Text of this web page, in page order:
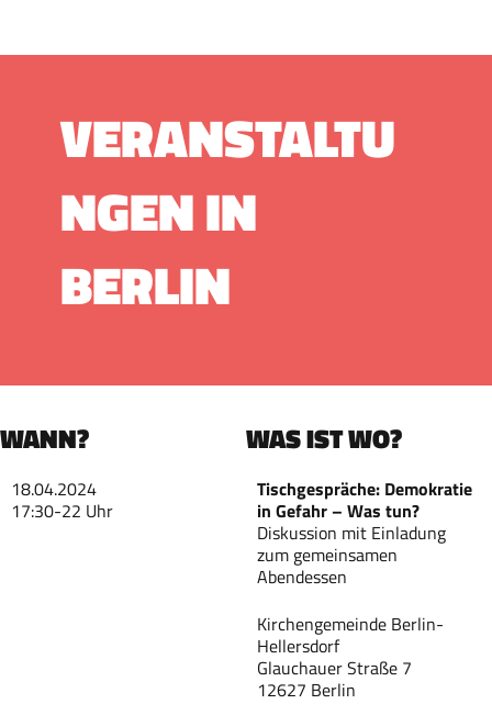
VERANSTALTU
NGEN IN
BERLIN
WANN? WAS IST WO?
18.04.2024
17:30-22 Uhr
Tischgespräche: Demokratie
in Gefahr – Was tun?
Diskussion mit Einladung
zum gemeinsamen
Abendessen
Kirchengemeinde Berlin-
Hellersdorf
Glauchauer Straße 7
12627 Berlin